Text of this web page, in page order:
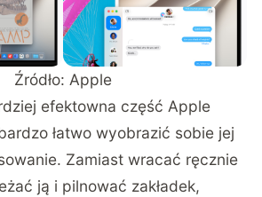
Źródło: Apple
efektowna część Apple
łatwo wyobrazić sobie jej
Zamiast wracać ręcznie
ją i pilnować zakładek,